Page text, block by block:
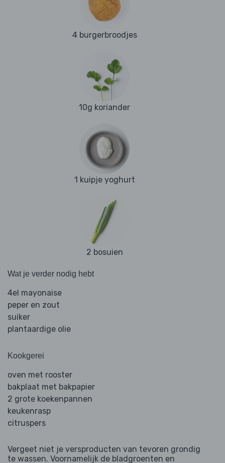
4 burgerbroodjes
10g koriander
1 kuipje yoghurt
2 bosuien
Wat je verder nodig hebt
4el mayonaise
peper en zout
suiker
plantaardige olie
Kookgerei
oven met rooster
bakplaat met bakpapier
2 grote koekenpannen
keukenrasp
citruspers
Vergeet niet je versproducten van tevoren grondig
te wassen. Voornamelijk de bladgroenten en